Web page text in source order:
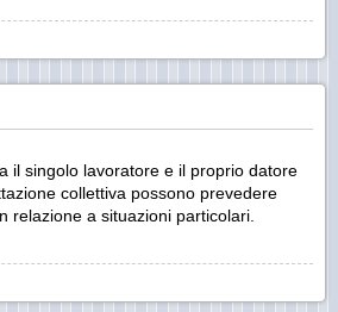
il singolo lavoratore e il proprio datore
collettiva possono prevedere
relazione a situazioni particolari.